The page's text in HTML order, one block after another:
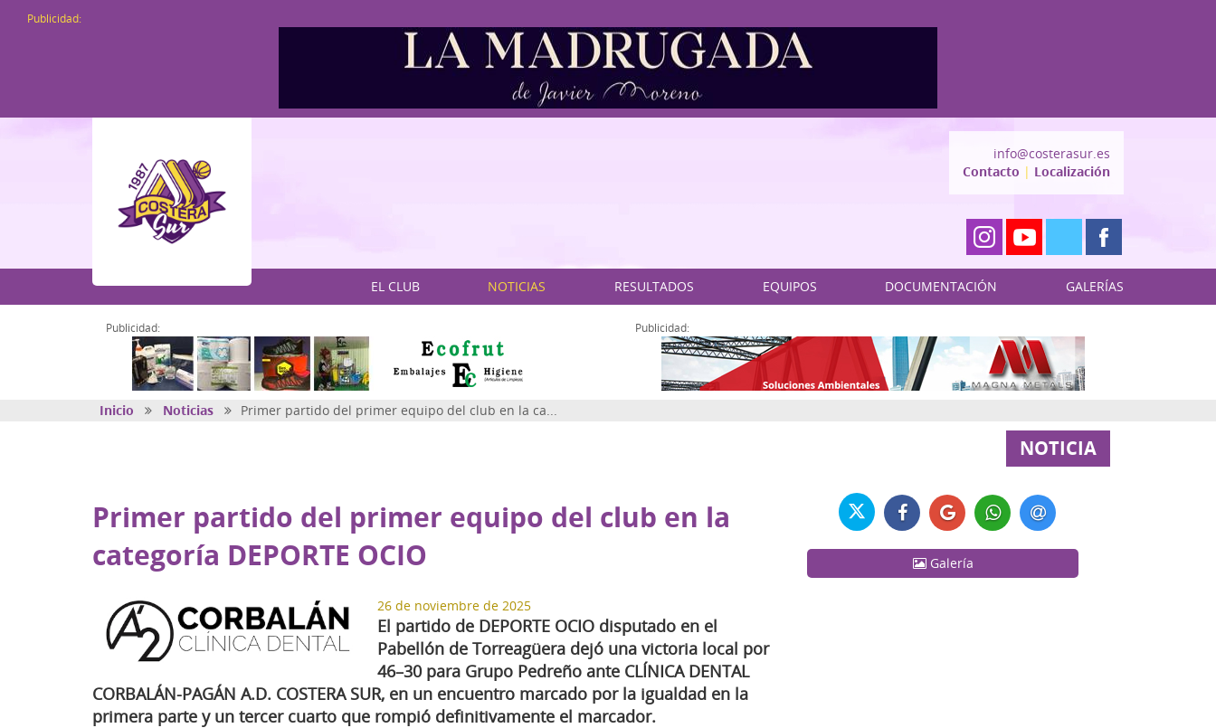
Publicidad:
info@costerasur.es
Contacto | Localización
EL CLUB NOTICIAS RESULTADOS EQUIPOS DOCUMENTACIÓN GALERÍAS
Publicidad: Publicidad:
NOTICIA
Inicio Noticias Primer partido del primer equipo del club en la ca...
Primer partido del primer equipo del club en la
categoría DEPORTE OCIO
26 de noviembre de 2025
El partido de DEPORTE OCIO disputado en el
Pabellón de Torreagüera dejó una victoria local por
46–30 para Grupo Pedreño ante CLÍNICA DENTAL
CORBALÁN-PAGÁN A.D. COSTERA SUR, en un encuentro marcado por la igualdad en la
primera parte y un tercer cuarto que rompió definitivamente el marcador.
Galería